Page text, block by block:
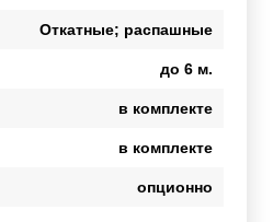
Откатные; распашные
до 6 м.
в комплекте
в комплекте
опционно